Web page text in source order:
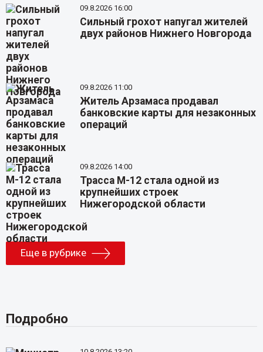
09.8.2026 16:00
Сильный грохот напугал жителей
двух районов Нижнего Новгорода
09.8.2026 11:00
Житель Арзамаса продавал
банковские карты для незаконных
операций
09.8.2026 14:00
Трасса М-12 стала одной из
крупнейших строек
Нижегородской области
Еще в рубрике
Подробно